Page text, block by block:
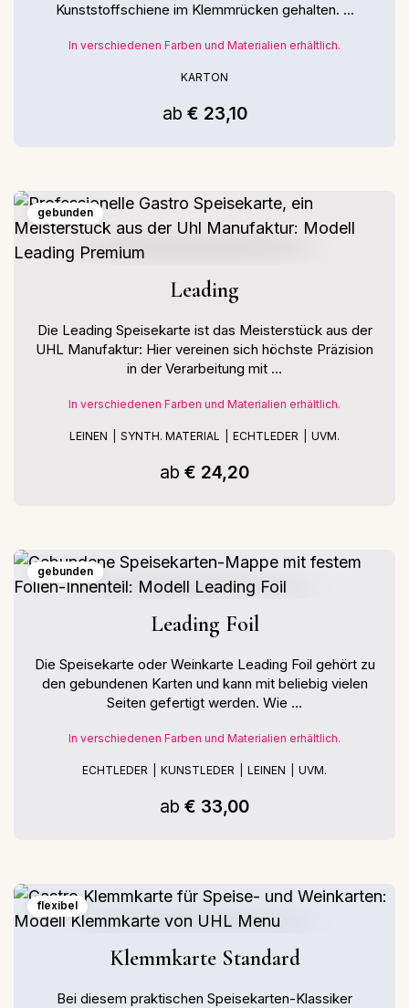
Kunststoffschiene im Klemmrücken gehalten. ...
In verschiedenen Farben und Materialien erhältlich.
KARTON
ab € 23,10
gebunden
Leading
Die Leading Speisekarte ist das Meisterstück aus der
UHL Manufaktur: Hier vereinen sich höchste Präzision
in der Verarbeitung mit ...
In verschiedenen Farben und Materialien erhältlich.
LEINEN SYNTH. MATERIAL ECHTLEDER UVM.
ab € 24,20
gebunden
Leading Foil
Die Speisekarte oder Weinkarte Leading Foil gehört zu
den gebundenen Karten und kann mit beliebig vielen
Seiten gefertigt werden. Wie ...
In verschiedenen Farben und Materialien erhältlich.
ECHTLEDER KUNSTLEDER LEINEN UVM.
ab € 33,00
flexibel
Klemmkarte Standard
Bei diesem praktischen Speisekarten-Klassiker